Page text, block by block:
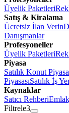
Üyelik Paketleri
Satış & Kiralama
Ücretsiz İlan Verin
Danışmanlar
Profesyoneller
Üyelik Paketleri
Piyasa
Satılık Konut
PiyasasıSatılık İş
Kaynaklar
Satıcı Rehberi
Filtrele3